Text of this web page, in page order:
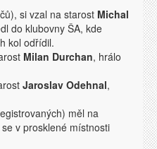
si vzal na starost Michal
do klubovny ŠA, kde
kol odřídil.
Milan Durchan, hrálo
Jaroslav Odehnal,
měl na
v prosklené místnosti